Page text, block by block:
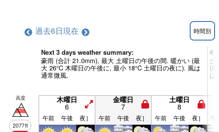
過去6日現在 時間別
Next 3 days weather summary:
豪雨 (合計 21.0mm), 最大 土曜日の午後の間. 暖かい (最
大 26°C 木曜日の午後に, 最小 18°C 土曜日の夜に). 風は
通常微風.
4 -
少
(
は
高度
2077ft
木曜日
6
金曜日
7
土曜日
8
午前 午後 夜］ 午前 午後 夜］ 午前 午後 夜］ 午